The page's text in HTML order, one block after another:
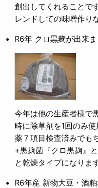
創出してくれることで
レンドしての味噌作り
R6年 クロ黒麹が出来
今年は他の生産者様で
時に除草剤を1回のみ
薬７項目検査済みでも
+黒麹菌『クロ黒麹』
と乾燥タイプになりま
R6年産 新物大豆・酒